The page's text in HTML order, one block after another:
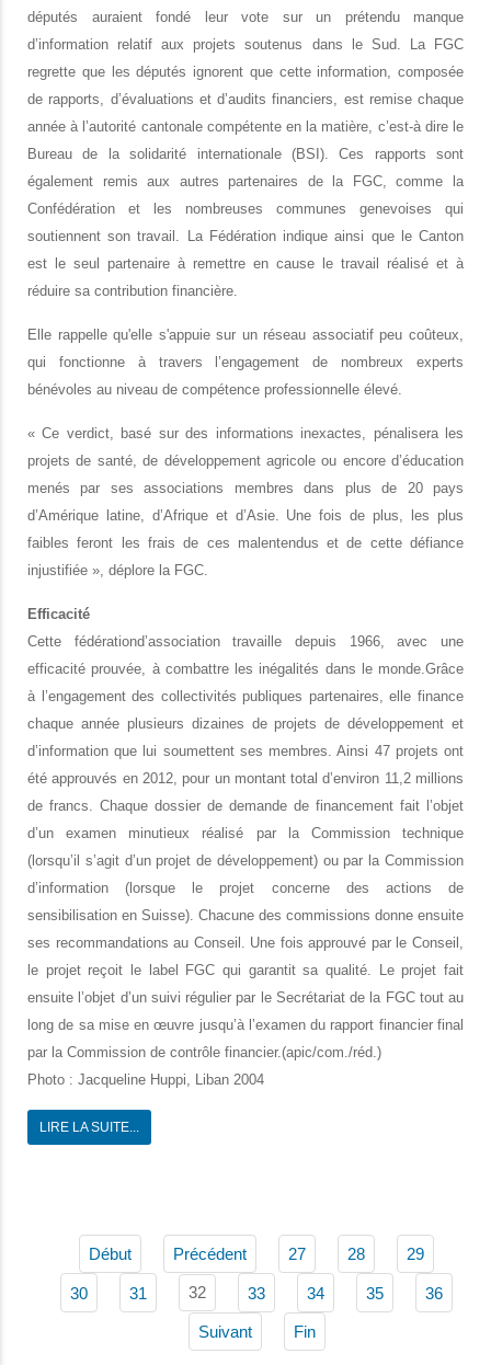
députés auraient fondé leur vote sur un prétendu manque
d’information relatif aux projets soutenus dans le Sud. La FGC
regrette que les députés ignorent que cette information, composée
de rapports, d’évaluations et d’audits financiers, est remise chaque
année à l’autorité cantonale compétente en la matière, c’est-à dire le
Bureau de la solidarité internationale (BSI). Ces rapports sont
également remis aux autres partenaires de la FGC, comme la
Confédération et les nombreuses communes genevoises qui
soutiennent son travail. La Fédération indique ainsi que le Canton
est le seul partenaire à remettre en cause le travail réalisé et à
réduire sa contribution financière.
Elle rappelle qu'elle s'appuie sur un réseau associatif peu coûteux,
qui fonctionne à travers l’engagement de nombreux experts
bénévoles au niveau de compétence professionnelle élevé.
« Ce verdict, basé sur des informations inexactes, pénalisera les
projets de santé, de développement agricole ou encore d’éducation
menés par ses associations membres dans plus de 20 pays
d’Amérique latine, d’Afrique et d’Asie. Une fois de plus, les plus
faibles feront les frais de ces malentendus et de cette défiance
injustifiée », déplore la FGC.
Efficacité
Cette fédérationd’associationtravailledepuis 1966, avec une
efficacité prouvée, àcombattre les inégalités dans le monde.Grâce
à l’engagement des collectivités publiques partenaires, elle finance
chaque année plusieurs dizaines de projets de développement et
d’information que lui soumettent ses membres. Ainsi 47 projets ont
été approuvés en 2012, pour un montant total d’environ 11,2 millions
de francs. Chaque dossier de demande de financement fait l’objet
d’un examen minutieux réalisé par la Commission technique
(lorsqu’il s’agit d’un projet de développement) ou par la Commission
d’information (lorsque le projet concerne des actions de
sensibilisation en Suisse). Chacune des commissions donne ensuite
ses recommandations au Conseil. Une fois approuvé par le Conseil,
le projet reçoit le label FGC qui garantit sa qualité. Le projet fait
ensuite l’objet d’un suivi régulier par le Secrétariat de la FGC tout au
long de sa mise en œuvre jusqu’à l’examen du rapport financier final
par la Commission de contrôle financier.(apic/com./réd.)
Photo : Jacqueline Huppi, Liban 2004
LIRE LA SUITE...
Début Précédent 27 28 29
30 31 32 33 34 35 36
Suivant Fin